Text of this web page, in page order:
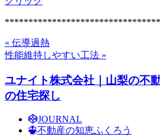
« 伝導過熱
性能維持しやすい工法 »
ユナイト株式会社｜山梨の不
の住宅探し
JOURNAL
不動産の知恵ふくろう